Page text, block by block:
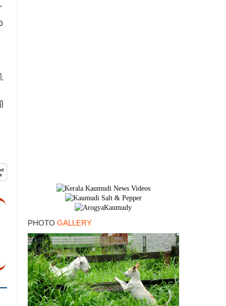
PHOTO GALLERY